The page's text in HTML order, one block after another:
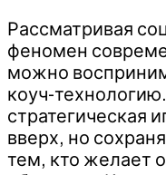
Рассматривая
феномен
можно
коуч-
стратегическая
вверх, но
тем, кто желает